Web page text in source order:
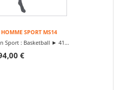
SPORT MS14
Sport : Basketball ► 41...
€